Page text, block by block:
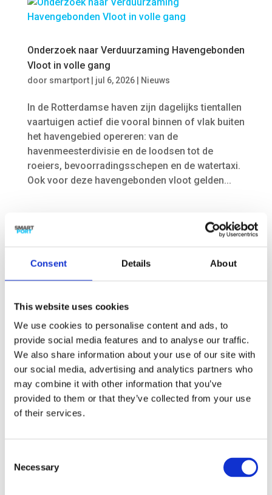
Consent Details About
This website uses cookies
We use cookies to personalise content and ads, to
provide social media features and to analyse our traffic.
We also share information about your use of our site with
our social media, advertising and analytics partners who
may combine it with other information that you’ve
provided to them or that they’ve collected from your use
of their services.
Selection
Necessary
Onderzoek naar Verduurzaming Havengebonden
Vloot in volle gang
door smartport| jul 6, 2026| Nieuws
In de Rotterdamse haven zijn dagelijks tientallen
vaartuigen actief die vooral binnen of vlak buiten
het havengebied opereren: van de
havenmeesterdivisie en de loodsen tot de
roeiers, bevoorradingsschepen en de watertaxi.
Ook voor deze havengebonden vloot gelden...
Nieuw onderzoek waterkwaliteit voor ‘Rotterdam
aanpak’
Eind 2027 moet het oppervlaktewater aan de
Europese Kaderrichtlijn Water (KRW) voldoen.
Dit geldt ook voor de Rotterdamse haven. Net
als in grote delen van Nederland is dat
momenteel nog niet het geval. Om te komen tot
een gerichte aanpak voor de Rotterdamse
haven...